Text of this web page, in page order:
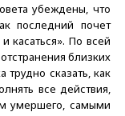
убеждены, что
последний почет
касаться». По всей
близких
трудно сказать, как
все действия,
умершего, самыми